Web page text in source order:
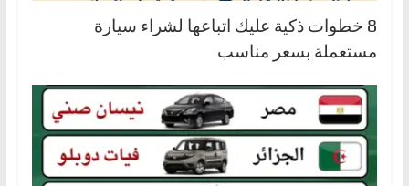
8 خطوات ذكية عليك اتباعها لشراء سيارة
مستعملة بسعر مناسب